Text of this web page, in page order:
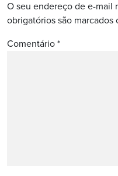
O seu endereço de e-mail
obrigatórios são marcados
Comentário *